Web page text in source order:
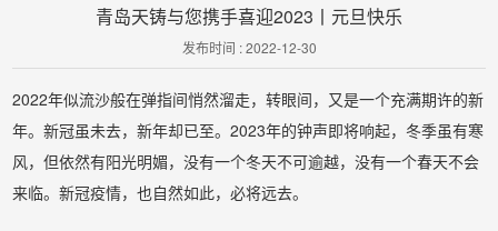
青岛天铸与您携手喜迎2023丨元旦快乐
发布时间 : 2022-12-30
2022年似流沙般在弹指间悄然溜走，转眼间，又是一个充满期许的新
年。新冠虽未去，新年却已至。2023年的钟声即将响起，冬季虽有寒
风，但依然有阳光明媚，没有一个冬天不可逾越，没有一个春天不会
来临。新冠疫情，也自然如此，必将远去。